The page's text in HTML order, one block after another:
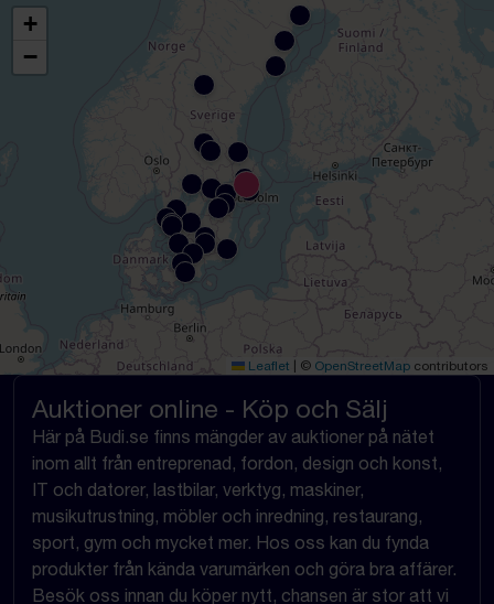
+
−
Leaflet © OpenStreetMap contributors
Auktioner online - Köp och Sälj
Här på Budi.se finns mängder av auktioner på nätet
inom allt från entreprenad, fordon, design och konst,
IT och datorer, lastbilar, verktyg, maskiner,
musikutrustning, möbler och inredning, restaurang,
sport, gym och mycket mer. Hos oss kan du fynda
produkter från kända varumärken och göra bra affärer.
Besök oss innan du köper nytt, chansen är stor att vi